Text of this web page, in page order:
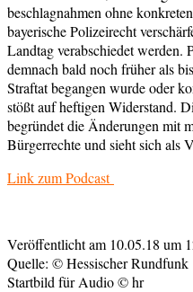
beschlagnahmen ohne
bayerische Polizeirecht
Landtag verabschiedet werden.
demnach bald noch früher als
Straftat begangen wurde oder
stößt auf heftigen Widerstand.
begründet die Änderungen mit
Bürgerrechte und sieht sich als
Link zum Podcast
Veröffentlicht am 10.05.18 um
Quelle: © Hessischer Rundfunk
Startbild für Audio © hr